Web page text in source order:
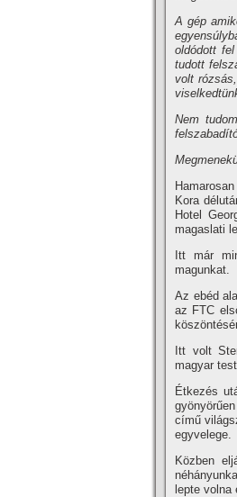
A gép
oldódott
tudott
volt
Nem
Kora
Hotel
magaslati
Itt már
magunkat.
Az ebéd
az FTC
Itt volt
magyar
Étkezés
cí­mű
egyvelege.
Közben
lepte